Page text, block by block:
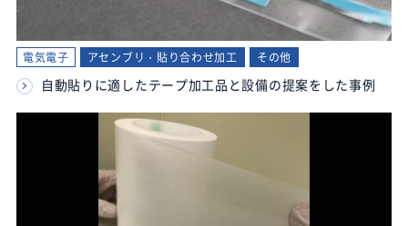
電気電子 アセンブリ・貼り合わせ加工 その他
自動貼りに適したテープ加工品と設備の提案をした事例